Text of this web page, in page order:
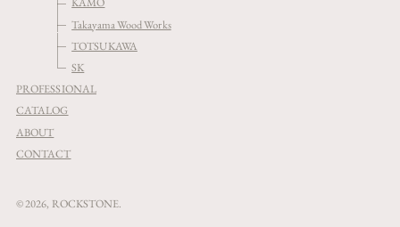
Takayama Wood Works
TOTSUKAWA
SK
PROFESSIONAL
CATALOG
ABOUT
CONTACT
© 2026, ROCKSTONE.